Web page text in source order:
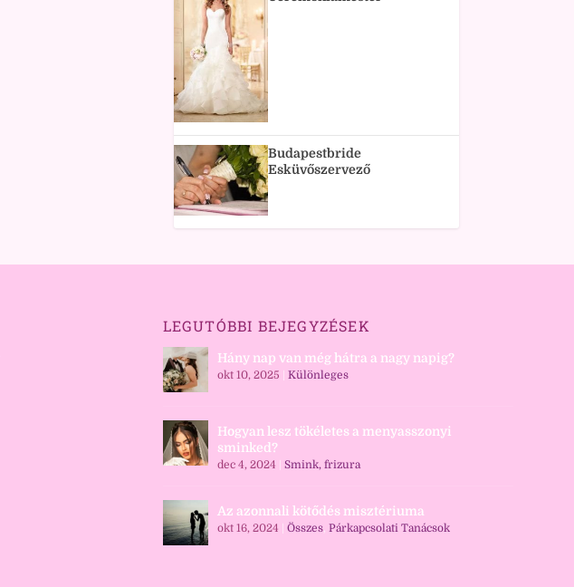
Budapestbride
Esküvőszervező
LEGUTÓBBI BEJEGYZÉSEK
Hány nap van még hátra a nagy napig?
okt 10, 2025 Különleges
Hogyan lesz tökéletes a menyasszonyi
sminked?
dec 4, 2024 Smink, frizura
Az azonnali kötődés misztériuma
okt 16, 2024 Összes, Párkapcsolati Tanácsok